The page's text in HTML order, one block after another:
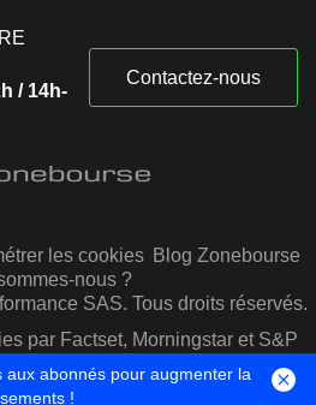
/ 14h-
Contactez-nous
les cookies Blog Zonebourse
nous ?
SAS. Tous droits réservés.
par Factset, Morningstar et S&P
Capital IQ
abonnés pour augmenter la
!